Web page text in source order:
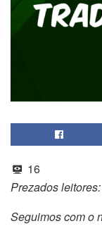
16
Prezados leitores:
Seguimos com o